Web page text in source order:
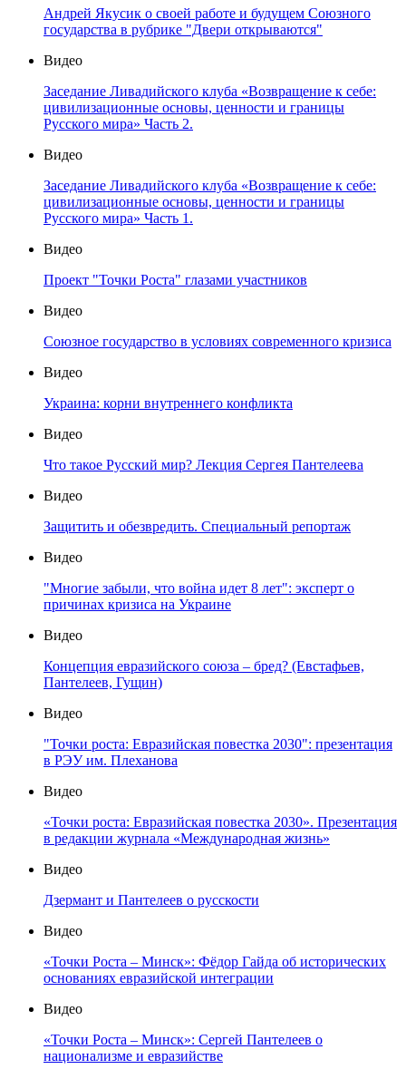
Андрей Якусик о своей работе и будущем Союзного
государства в рубрике "Двери открываются"
Видео
Заседание Ливадийского клуба «Возвращение к себе:
цивилизационные основы, ценности и границы
Русского мира» Часть 2.
Видео
Заседание Ливадийского клуба «Возвращение к себе:
цивилизационные основы, ценности и границы
Русского мира» Часть 1.
Видео
Проект "Точки Роста" глазами участников
Видео
Союзное государство в условиях современного кризиса
Видео
Украина: корни внутреннего конфликта
Видео
Что такое Русский мир? Лекция Сергея Пантелеева
Видео
Защитить и обезвредить. Специальный репортаж
Видео
"Многие забыли, что война идет 8 лет": эксперт о
причинах кризиса на Украине
Видео
Концепция евразийского союза – бред? (Евстафьев,
Пантелеев, Гущин)
Видео
"Точки роста: Евразийская повестка 2030": презентация
в РЭУ им. Плеханова
Видео
«Точки роста: Евразийская повестка 2030». Презентация
в редакции журнала «Международная жизнь»
Видео
Дзермант и Пантелеев о русскости
Видео
«Точки Роста – Минск»: Фёдор Гайда об исторических
основаниях евразийской интеграции
Видео
«Точки Роста – Минск»: Сергей Пантелеев о
национализме и евразийстве